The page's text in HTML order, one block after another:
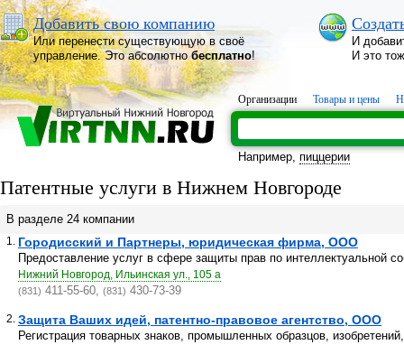
Добавить свою компанию
Или перенести существующую в своё
управление. Это абсолютнобесплатно!
И
И это
Организации Товары и цены
Например, пиццерии
Патентные услуги в Нижнем Новгороде
В разделе 24 компании
1. Городисский и Партнеры, юридическая фирма, ООО
Предоставление услуг в сфере защиты прав по интеллектуальной
Нижний Новгород, Ильинская ул., 105 а
(831) 411-55-60, (831) 430-73-39
2. Защита Ваших идей, патентно-правовое агентство, ООО
Регистрация товарных знаков, промышленных образцов,